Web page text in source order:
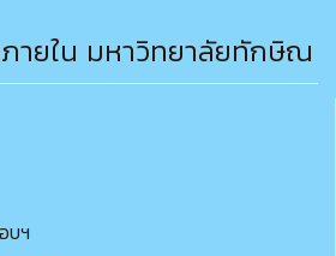
ายใน มหาวิทยาลัยทักษิณ
บฯ